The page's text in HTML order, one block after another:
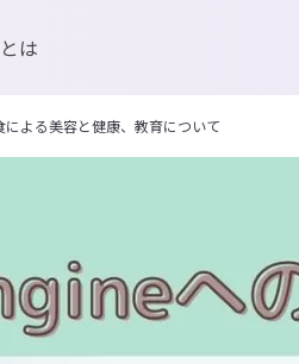
は
よる美容と健康、教育について